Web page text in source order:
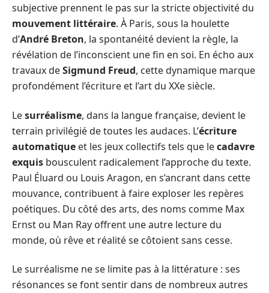
subjective prennent le pas sur la stricte objectivité du
mouvement littéraire. À Paris, sous la houlette
d’André Breton, la spontanéité devient la règle, la
révélation de l’inconscient une fin en soi. En écho aux
travaux deSigmund Freud, cette dynamique marque
profondément l’écriture et l’art du XXe siècle.
Lesurréalisme, dans la langue française, devient le
terrain privilégié de toutes les audaces. L’écriture
automatique et les jeux collectifs tels que lecadavre
exquis bousculent radicalement l’approche du texte.
Paul Éluard ou Louis Aragon, en s’ancrant dans cette
mouvance, contribuent à faire exploser les repères
poétiques. Du côté des arts, des noms comme Max
Ernst ou Man Ray offrent une autre lecture du
monde, où rêve et réalité se côtoient sans cesse.
Le surréalisme ne se limite pas à la littérature : ses
résonances se font sentir dans de nombreux autres